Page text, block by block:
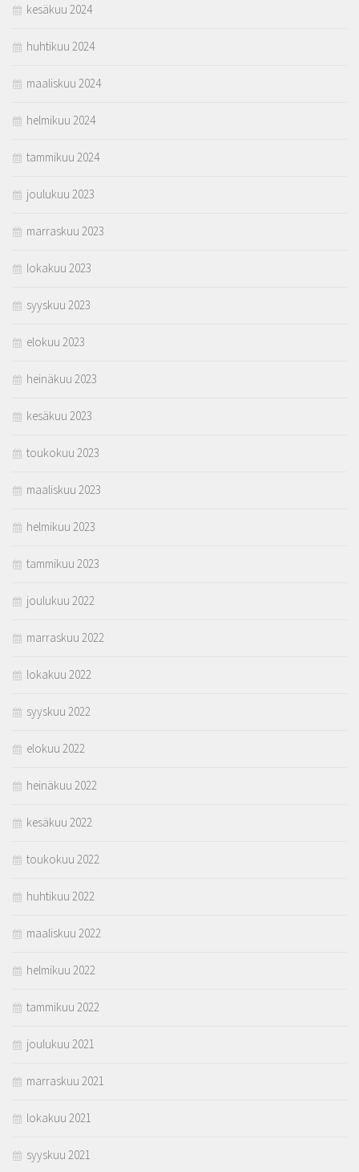
kesäkuu 2024
huhtikuu 2024
maaliskuu 2024
helmikuu 2024
tammikuu 2024
joulukuu 2023
marraskuu 2023
lokakuu 2023
syyskuu 2023
elokuu 2023
heinäkuu 2023
kesäkuu 2023
toukokuu 2023
maaliskuu 2023
helmikuu 2023
tammikuu 2023
joulukuu 2022
marraskuu 2022
lokakuu 2022
syyskuu 2022
elokuu 2022
heinäkuu 2022
kesäkuu 2022
toukokuu 2022
huhtikuu 2022
maaliskuu 2022
helmikuu 2022
tammikuu 2022
joulukuu 2021
marraskuu 2021
lokakuu 2021
syyskuu 2021